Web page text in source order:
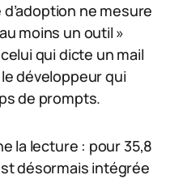
ne mesure
moins un outil »
qui dicte un mail
développeur qui
de prompts.
la lecture : pour 35,8
désormais intégrée